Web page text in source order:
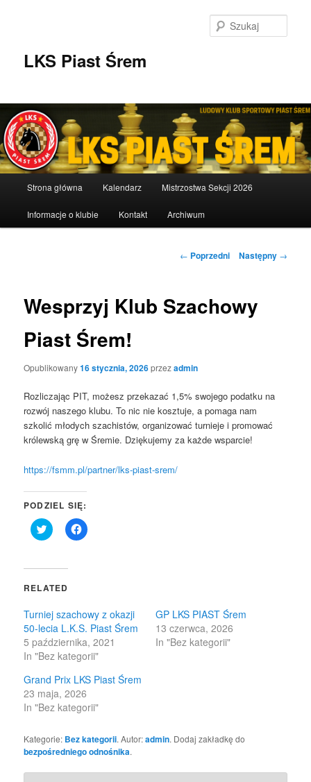
LKS Piast Śrem
Strona główna Kalendarz Mistrzostwa Sekcji 2026
Informacje o klubie Kontakt Archiwum
Nawigacja
← Poprzedni Następny →
Wesprzyj Klub Szachowy
Piast Śrem!
Opublikowany16 stycznia, 2026przezadmin
Rozliczając PIT, możesz przekazać 1,5% swojego podatku na
rozwój naszego klubu. To nic nie kosztuje, a pomaga nam
szkolić młodych szachistów, organizować turnieje i promować
królewską grę w Śremie. Dziękujemy za każde wsparcie!
https://fsmm.pl/partner/lks-piast-srem/
PODZIEL SIĘ:
Click
to
(Opens
new
Click
to
RELATED
Turniej szachowy z okazji
50-lecia L.K.S. Piast Śrem
5 października, 2021
In "Bez kategorii"
GP LKS PIAST Śrem
13 czerwca, 2026
In "Bez kategorii"
Grand Prix LKS Piast Śrem
23 maja, 2026
In "Bez kategorii"
Kategorie: Bez kategorii. Autor:admin. Dodaj zakładkę do
bezpośredniego odnośnika.